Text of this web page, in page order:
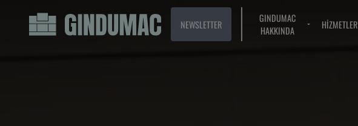
NEWSLETTER
GINDUMAC
HAKKINDA
HIZMETLER